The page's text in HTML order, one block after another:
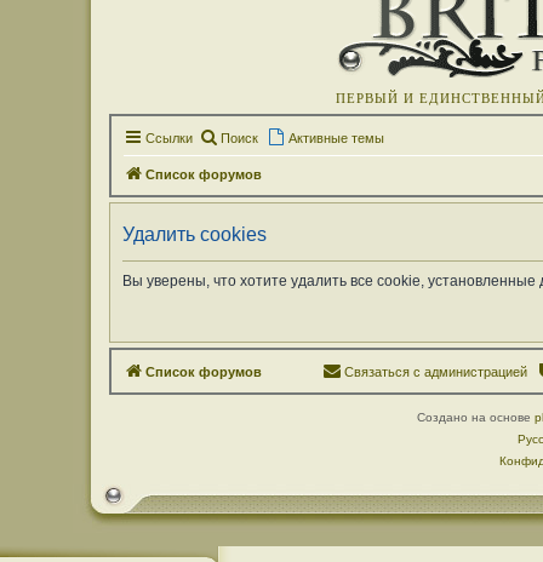
ПЕРВЫЙ И
Ссылки Поиск Активные темы
Список форумов
Удалить cookies
Вы уверены, что хотите удалить все cookie,
Список форумов Связаться с администрацией
Создано на основе